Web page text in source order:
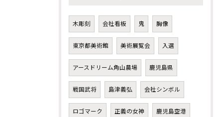
木彫刻 会社看板 鬼 胸像
東京都美術館 美術展覧会 入選
アースドリーム角山農場 鹿児島県
戦国武将 島津義弘 会社シンボル
ロゴマーク 正義の女神 鹿児島空港